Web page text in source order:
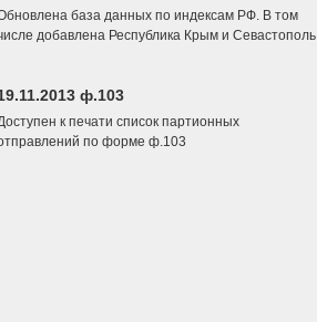
база данных по индексам РФ. В том
добавлена Республика Крым и Севастополь
ф.103
к печати список партионных
по форме ф.103